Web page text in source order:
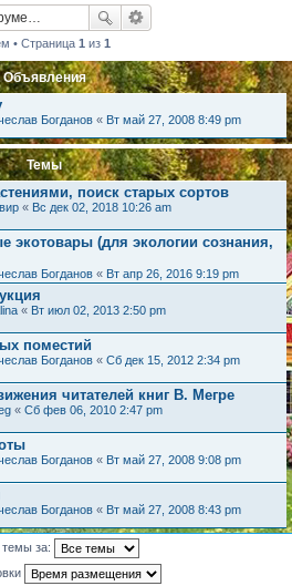
• Страница 1 из 1
Объявления
Богданов « Вт май 27, 2008 8:49 pm
Темы
поиск старых сортов
« Вс дек 02, 2018 10:26 am
экотовары (для экологии сознания,
Богданов « Вт апр 26, 2016 9:19 pm
« Вт июл 02, 2013 2:50 pm
поместий
Богданов « Сб дек 15, 2012 2:34 pm
читателей книг В. Мегре
« Сб фев 06, 2010 2:47 pm
Богданов « Вт май 27, 2008 9:08 pm
Богданов « Вт май 27, 2008 8:43 pm
темы за: